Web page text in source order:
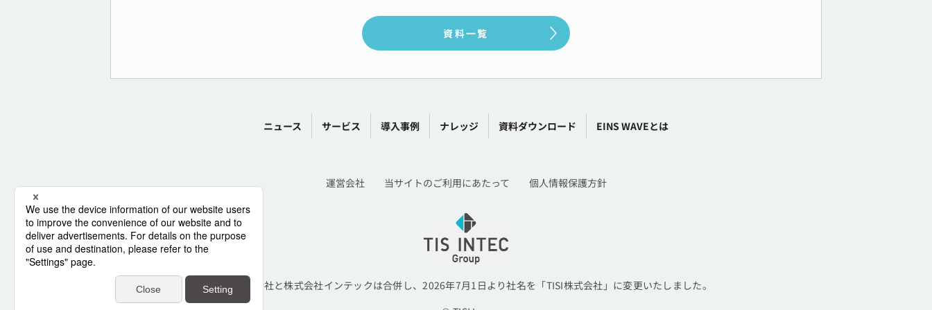
資料一覧
ニュース サービス 導入事例 ナレッジ 資料ダウンロード EINS WAVEとは
運営会社 当サイトのご利用にあたって 個人情報保護方針
TIS株式会社と株式会社インテックは合併し、2026年7月1日より社名を「TISI株式会社」に変更いたしました。